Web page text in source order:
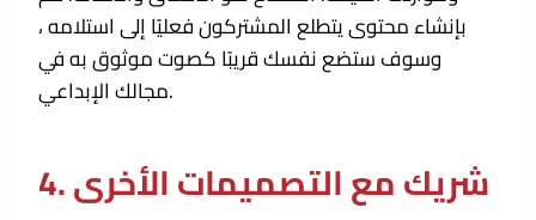
بإنشاء محتوى يتطلع المشتركون فعليًا إلى استلامه ،
وسوف ستضع نفسك قريبًا كصوت موثوق به في
مجالك الإبداعي.
4. شريك مع التصميمات الأخرى